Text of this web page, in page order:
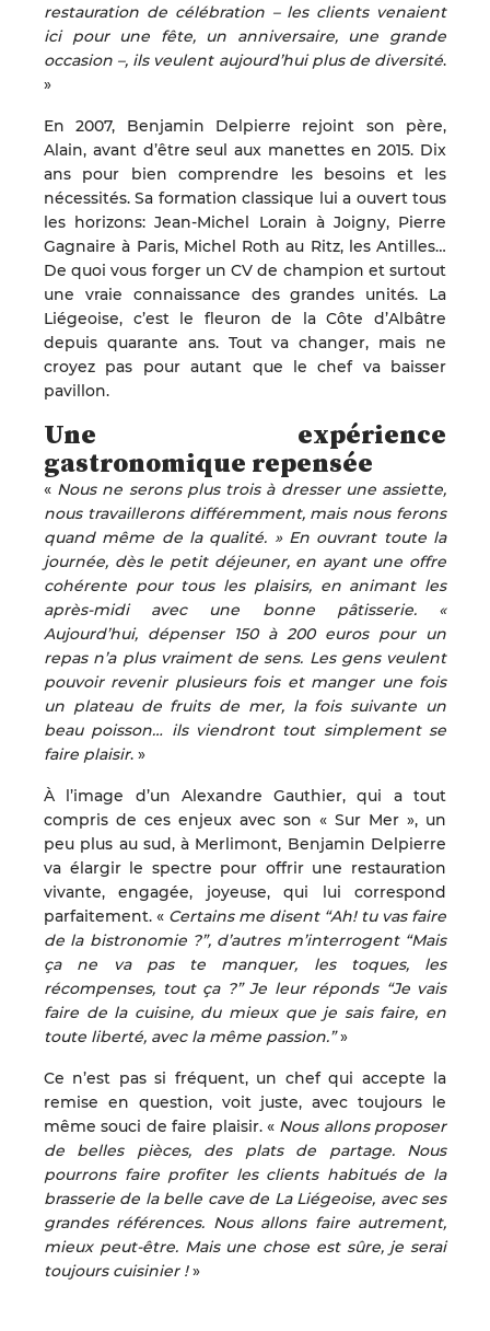
restauration de célébration – les clients venaient
ici pour une fête, un anniversaire, une grande
occasion –, ils veulent aujourd’hui plus de diversité.
»
En 2007, Benjamin Delpierre rejoint son père,
Alain, avant d’être seul aux manettes en 2015. Dix
ans pour bien comprendre les besoins et les
nécessités. Sa formation classique lui a ouvert tous
les horizons: Jean-Michel Lorain à Joigny, Pierre
Gagnaire à Paris, Michel Roth au Ritz, les Antilles…
De quoi vous forger un CV de champion et surtout
une vraie connaissance des grandes unités. La
Liégeoise, c’est le fleuron de la Côte d’Albâtre
depuis quarante ans. Tout va changer, mais ne
croyez pas pour autant que le chef va baisser
pavillon.
Une expérience
gastronomique repensée
« Nous ne serons plus trois à dresser une assiette,
nous travaillerons différemment, mais nous ferons
quand même de la qualité. » En ouvrant toute la
journée, dès le petit déjeuner, en ayant une offre
cohérente pour tous les plaisirs, en animant les
après-midi avec une bonne pâtisserie. «
Aujourd’hui, dépenser 150 à 200 euros pour un
repas n’a plus vraiment de sens. Les gens veulent
pouvoir revenir plusieurs fois et manger une fois
un plateau de fruits de mer, la fois suivante un
beau poisson… ils viendront tout simplement se
faire plaisir. »
À l’image d’un Alexandre Gauthier, qui a tout
compris de ces enjeux avec son « Sur Mer », un
peu plus au sud, à Merlimont, Benjamin Delpierre
va élargir le spectre pour offrir une restauration
vivante, engagée, joyeuse, qui lui correspond
parfaitement. « Certains me disent “Ah! tu vas faire
de la bistronomie ?”, d’autres m’interrogent “Mais
ça ne va pas te manquer, les toques, les
récompenses, tout ça ?” Je leur réponds “Je vais
faire de la cuisine, du mieux que je sais faire, en
toute liberté, avec la même passion.”»
Ce n’est pas si fréquent, un chef qui accepte la
remise en question, voit juste, avec toujours le
même souci de faire plaisir. « Nous allons proposer
de belles pièces, des plats de partage. Nous
pourrons faire profiter les clients habitués de la
brasserie de la belle cave de La Liégeoise, avec ses
grandes références. Nous allons faire autrement,
mieux peut-être. Mais une chose est sûre, je serai
toujours cuisinier !»